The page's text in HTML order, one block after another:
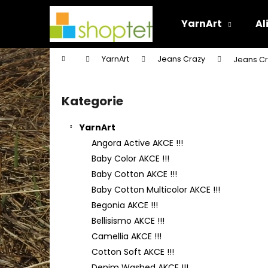
YarnArt
Domů YarnArt Jeans Crazy Jeans
P
o
s
t
r
a
n
n
í
p
a
n
Přeskočit
kategorie
Kategorie
YarnArt
Angora Active AKCE !!!
Baby Color AKCE !!!
Baby Cotton AKCE !!!
Baby Cotton Multicolor AKCE !!!
Begonia AKCE !!!
Bellisismo AKCE !!!
Camellia AKCE !!!
Cotton Soft AKCE !!!
í
k
Zpět
do
obchodu
Zpět
do
obchodu